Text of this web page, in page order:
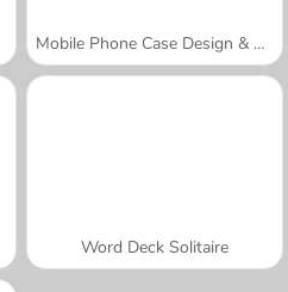
Mobile Phone Case Design & DIY
Word Deck Solitaire